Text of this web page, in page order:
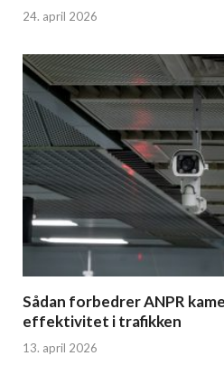
24. april 2026
Sådan forbedrer ANPR
effektivitet i trafikken
13. april 2026